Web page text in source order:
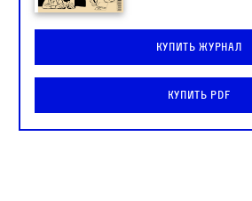
Купить журнал
Купить PDF